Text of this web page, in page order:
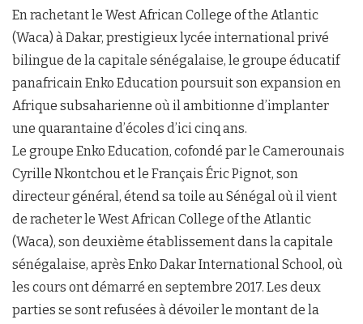
En rachetant le West African College of the Atlantic
(Waca) à Dakar, prestigieux lycée international privé
bilingue de la capitale sénégalaise, le groupe éducatif
panafricain Enko Education poursuit son expansion en
Afrique subsaharienne où il ambitionne d’implanter
une quarantaine d’écoles d’ici cinq ans.
Le groupe Enko Education, cofondé par le Camerounais
Cyrille Nkontchou et le Français Éric Pignot, son
directeur général, étend sa toile au Sénégal où il vient
de racheter le West African College of the Atlantic
(Waca), son deuxième établissement dans la capitale
sénégalaise, après Enko Dakar International School, où
les cours ont démarré en septembre 2017. Les deux
parties se sont refusées à dévoiler le montant de la